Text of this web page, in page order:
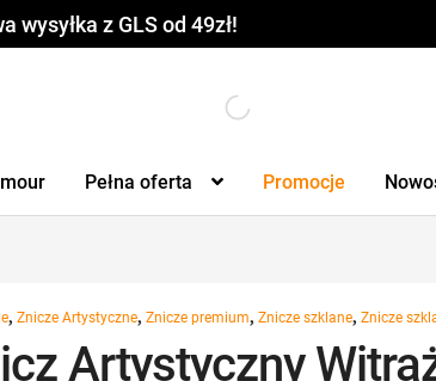
wysyłka z GLS od 49zł!
Pełna oferta Promocje
,Znicze Artystyczne,Znicze premium,Znicze szklane,Znicze
Artystyczny